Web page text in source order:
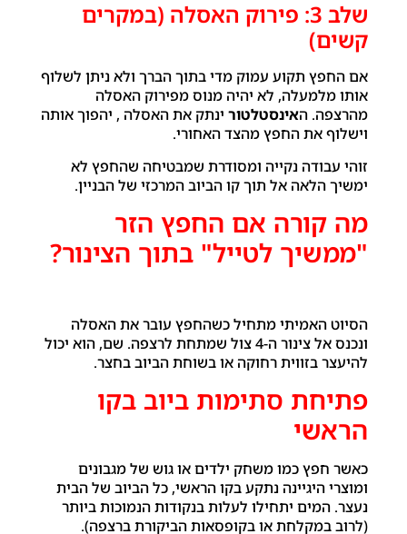
שלב 3: פירוק האסלה (במקרים
קשים)
אם החפץ תקוע עמוק מדי בתוך הברך ולא ניתן לשלוף
אותו מלמעלה, לא יהיה מנוס מפירוק האסלה
מהרצפה. האינסטלטורינתק את האסלה , יהפוך אותה
וישלוף את החפץ מהצד האחורי.
זוהי עבודה נקייה ומסודרת שמבטיחה שהחפץ לא
ימשיך הלאה אל תוך קו הביוב המרכזי של הבניין.
מה קורה אם החפץ הזר
"ממשיך לטייל" בתוך הצינור?
הסיוט האמיתי מתחיל כשהחפץ עובר את האסלה
ונכנס אל צינור ה-4 צול שמתחת לרצפה. שם, הוא יכול
להיעצר בזווית רחוקה או בשוחת הביוב בחצר.
פתיחת סתימות ביוב בקו
הראשי
כאשר חפץ כמו משחק ילדים או גוש של מגבונים
ומוצרי היגיינה נתקע בקו הראשי, כל הביוב של הבית
נעצר. המים יתחילו לעלות בנקודות הנמוכות ביותר
(לרוב במקלחת או בקופסאות הביקורת ברצפה).